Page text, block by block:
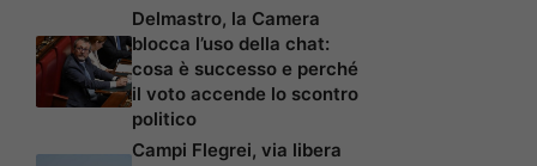
Delmastro, la Camera
blocca l’uso della chat:
cosa è successo e perché
il voto accende lo scontro
politico
Campi Flegrei, via libera